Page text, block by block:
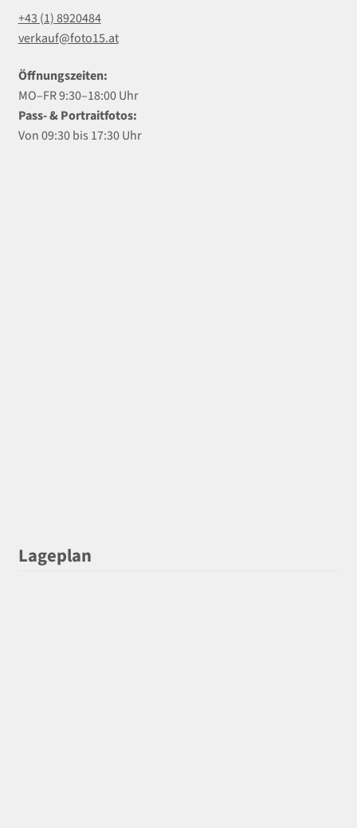
+43 (1) 8920484
verkauf@foto15.at
Öffnungszeiten:
MO–FR 9:30–18:00 Uhr
Pass- & Portraitfotos:
Von 09:30 bis 17:30 Uhr
Lageplan